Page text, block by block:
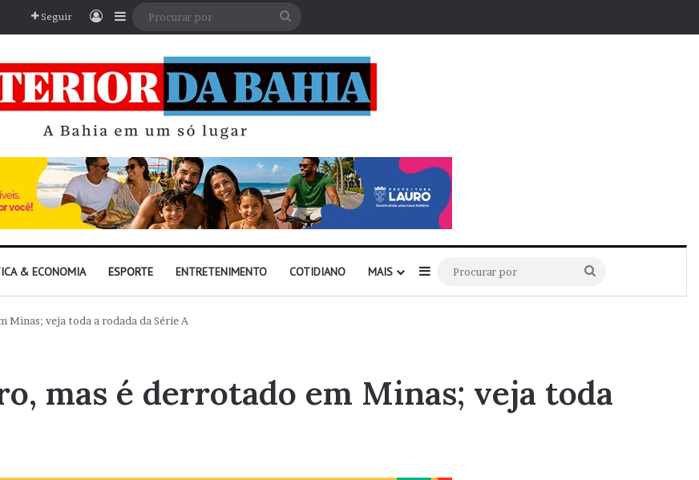
Seguir EntrarBarra Lateral
& ECONOMIA ESPORTE ENTRETENIMENTO COTIDIANO MAIS Barra Lateral
por
Minas; veja toda a rodada da Série A
mas é derrotado em Minas; veja toda